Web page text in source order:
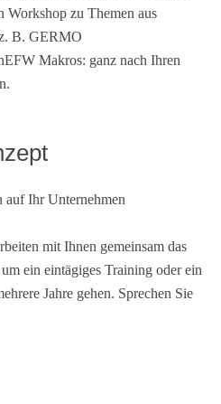
Workshop zu Themen aus
B. GERMO
Makros: ganz nach Ihren
auf Ihr Unternehmen
mit Ihnen gemeinsam das
ein eintägiges Training oder ein
Jahre gehen. Sprechen Sie